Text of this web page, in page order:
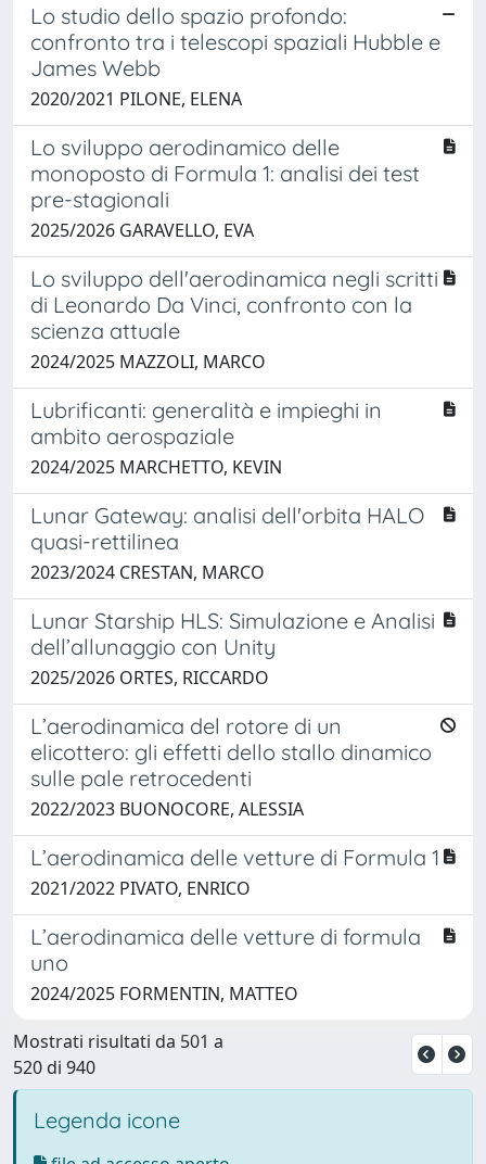
Lo studio dello spazio profondo:
confronto tra i telescopi spaziali Hubble e
James Webb
2020/2021 PILONE, ELENA
Lo sviluppo aerodinamico delle
monoposto di Formula 1: analisi dei test
pre-stagionali
2025/2026 GARAVELLO, EVA
Lo sviluppo dell'aerodinamica negli scritti
di Leonardo Da Vinci, confronto con la
scienza attuale
2024/2025 MAZZOLI, MARCO
Lubrificanti: generalità e impieghi in
ambito aerospaziale
2024/2025 MARCHETTO, KEVIN
Lunar Gateway: analisi dell'orbita HALO
quasi-rettilinea
2023/2024 CRESTAN, MARCO
Lunar Starship HLS: Simulazione e Analisi
dell’allunaggio con Unity
2025/2026 ORTES, RICCARDO
L’aerodinamica del rotore di un
elicottero: gli effetti dello stallo dinamico
sulle pale retrocedenti
2022/2023 BUONOCORE, ALESSIA
L’aerodinamica delle vetture di Formula 1
2021/2022 PIVATO, ENRICO
L’aerodinamica delle vetture di formula
uno
2024/2025 FORMENTIN, MATTEO
Mostrati risultati da 501 a
520 di 940
Legenda icone